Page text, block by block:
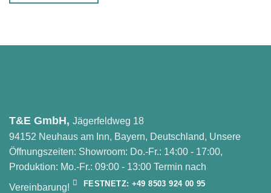
T&E GmbH, Jägerfeldweg 18
94152 Neuhaus am Inn, Bayern, Deutschland, Unsere
Öffnungszeiten: Showroom: Do.-Fr.: 14:00 - 17:00,
Produktion: Mo.-Fr.: 09:00 - 13:00 Termin nach
Vereinbarung!
FESTNETZ: +49 8503 924 00 95